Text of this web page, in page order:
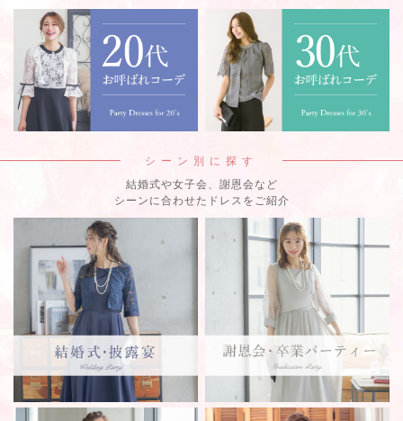
大きいサイズ ボレロ・ショール
バッグ アクセサリー
シューズ
シーン別に探す
結婚式や女子会、謝恩会など
シーンに合わせたドレスをご紹介